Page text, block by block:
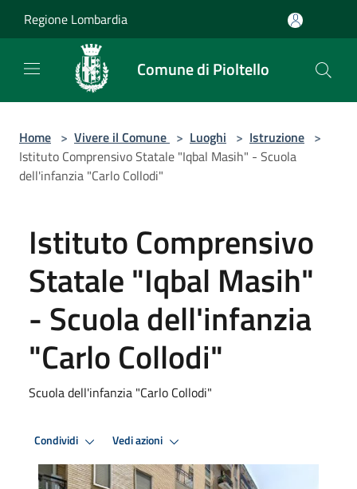
Regione Lombardia
Comune di Pioltello
Home > Vivere il Comune > Luoghi > Istruzione >
Istituto Comprensivo Statale "Iqbal Masih" - Scuola
dell'infanzia "Carlo Collodi"
Istituto Comprensivo
Statale "Iqbal Masih"
- Scuola dell'infanzia
"Carlo Collodi"
Scuola dell'infanzia "Carlo Collodi"
Condividi Vedi azioni